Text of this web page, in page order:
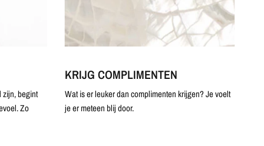
zijn, begint
Zo
KRIJG COMPLIMENTEN
Wat is er leuker dan complimenten krijgen? Je voelt
je er meteen blij door.